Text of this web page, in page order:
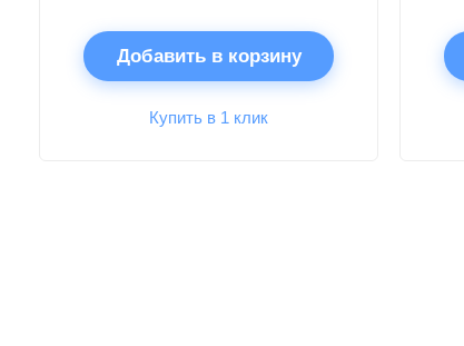
Добавить в корзину
Купить в 1 клик